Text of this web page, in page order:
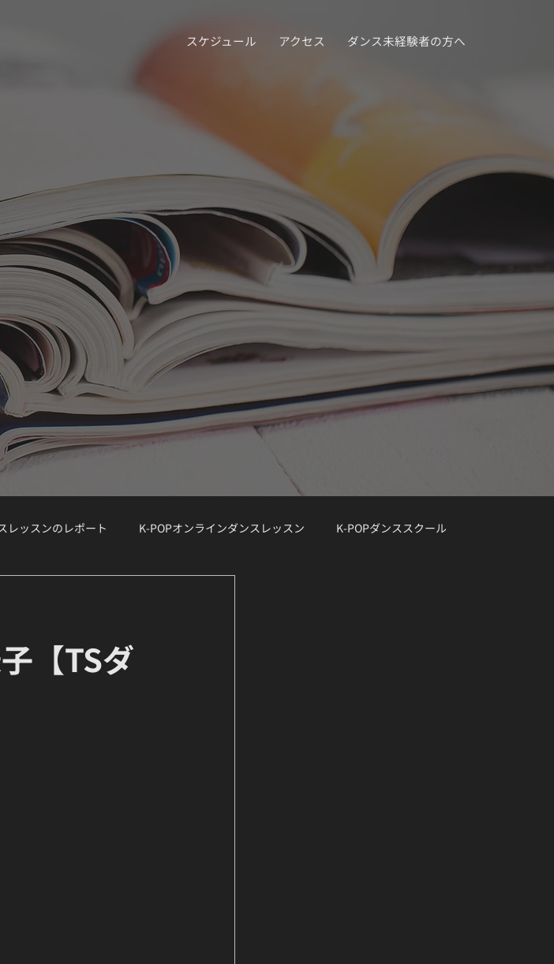
スケジュール アクセス ダンス未経験者の方へ
レッスンのレポート K-POPオンラインダンスレッスン K-POPダンススクール
対策 K-POPボーカルクラス
【TSダ